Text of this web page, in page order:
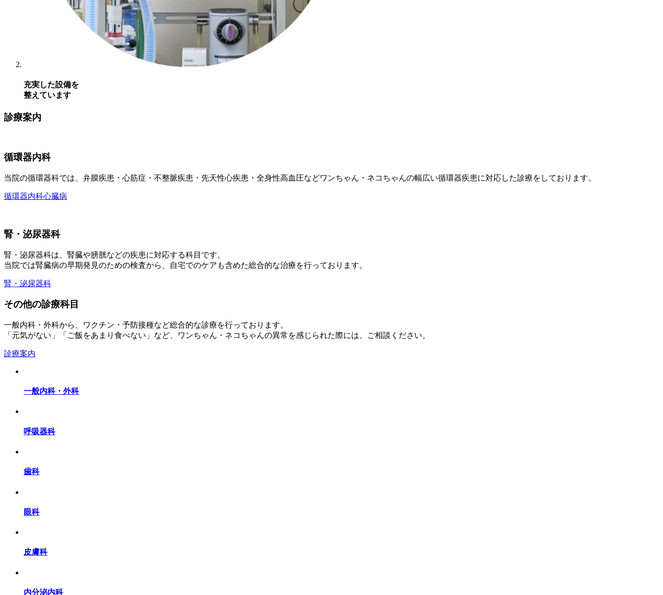
充実した設備を
整えています
診療案内
循環器内科
当院の循環器科では、弁膜疾患・心筋症・不整脈疾患・先天性心疾患・全身性高血圧などワンちゃん・ネコちゃんの幅広い循環器疾患に対応した診療をしております。
循環器内科心臓病
腎・泌尿器科
腎・泌尿器科は、腎臓や膀胱などの疾患に対応する科目です。
当院では腎臓病の早期発見のための検査から、自宅でのケアも含めた総合的な治療を行っております。
腎・泌尿器科
その他の診療科目
一般内科・外科から、ワクチン・予防接種など総合的な診療を行っております。
「元気がない」「ご飯をあまり食べない」など、ワンちゃん・ネコちゃんの異常を感じられた際には、ご相談ください。
診療案内
一般内科・外科
呼吸器科
歯科
眼科
皮膚科
内分泌内科